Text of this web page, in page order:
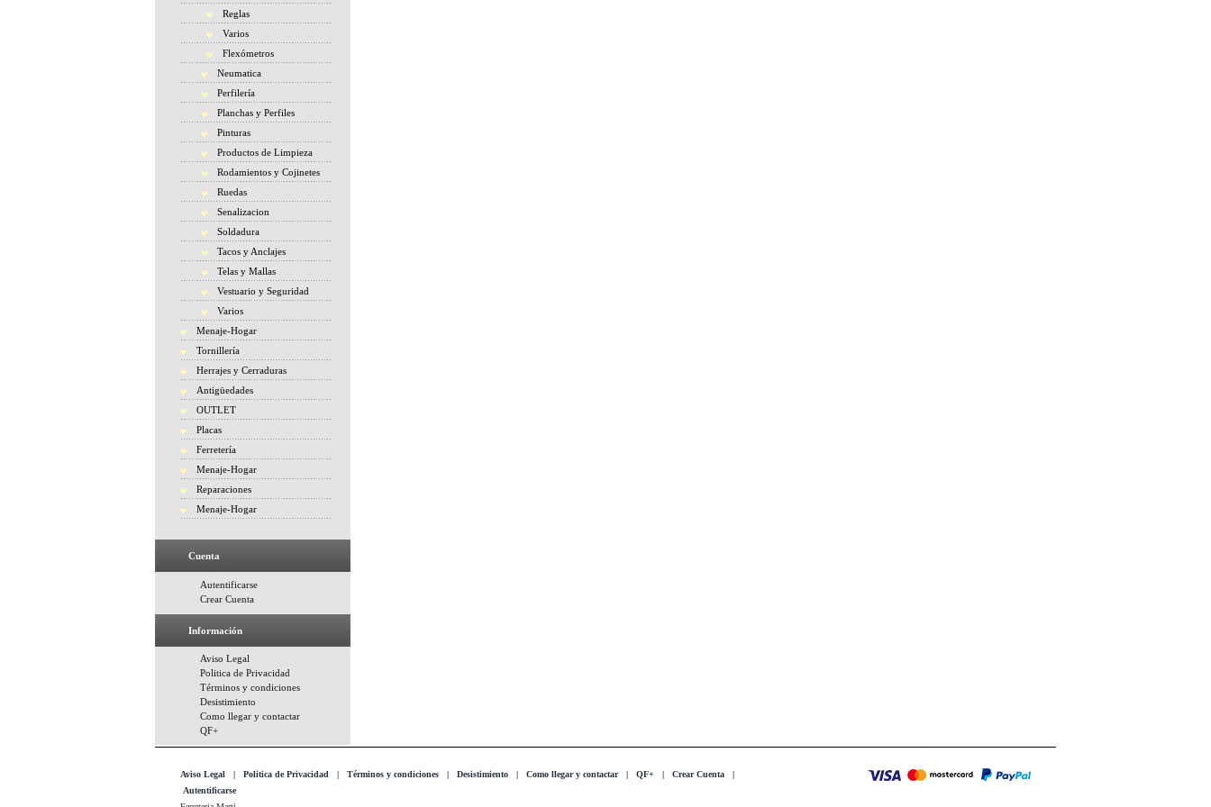
Reglas
Varios
Flexómetros
Neumatica
Perfilería
Planchas y Perfiles
Pinturas
Productos de Limpieza
Rodamientos y Cojinetes
Ruedas
Senalizacion
Soldadura
Tacos y Anclajes
Telas y Mallas
Vestuario y Seguridad
Varios
Menaje-Hogar
Tornillería
Herrajes y Cerraduras
Antigüedades
OUTLET
Placas
Ferretería
Menaje-Hogar
Reparaciones
Menaje-Hogar
Cuenta
Autentificarse
Crear Cuenta
Información
Aviso Legal
Politica de Privacidad
Términos y condiciones
Desistimiento
Como llegar y contactar
QF+
Aviso Legal | Politica de Privacidad | Términos y condiciones | Desistimiento | Como llegar y contactar| QF+ | Crear Cuenta |
Autentificarse